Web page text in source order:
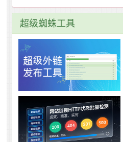
超级蜘蛛工具